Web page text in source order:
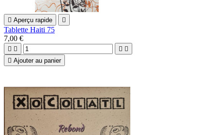
 Aperçu rapide 
Tablette Haiti 75
7,00 €
   
 Ajouter au panier